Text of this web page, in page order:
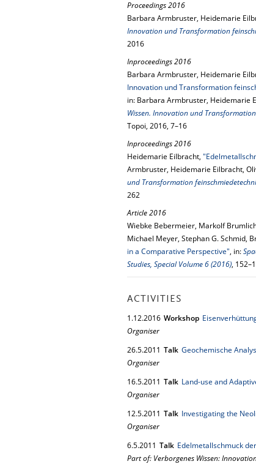
Proceedings 2016
Barbara Armbruster, Heidemarie
Innovation und Transformation
2016
Inproceedings 2016
Barbara Armbruster, Heidemarie
Innovation und Transformation
in: Barbara Armbruster, Heidemarie
Wissen. Innovation und
Topoi, 2016, 7–16
Inproceedings 2016
Heidemarie Eilbracht,
Armbruster, Heidemarie Eilbracht,
und Transformation
262
Article 2016
Wiebke Bebermeier, Markolf
Michael Meyer, Stephan G. Schmid,
in a Comparative Perspective", in:
Studies, Special Volume 6 (2016),
ACTIVITIES
1.12.2016 Workshop
Organiser
26.5.2011 Talk Geochemische
Organiser
16.5.2011 Talk Land-use and
Organiser
12.5.2011 Talk Investigating the
Organiser
6.5.2011 Talk Edelmetallschmuck
Part of: Verborgenes Wissen: